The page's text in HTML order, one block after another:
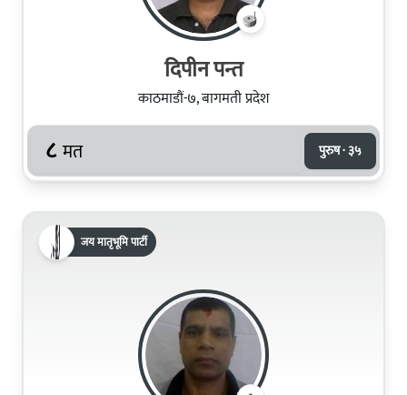
दिपीन पन्त
काठमाडौं-७, बागमती प्रदेश
८ मत पुरुष · ३५
जय मातृभूमि पार्टी